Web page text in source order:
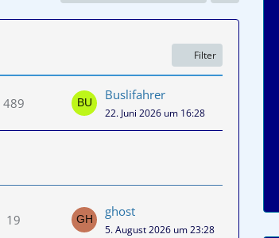
Filter
489
Buslifahrer
22. Juni 2026 um 16:28
19
ghost
5. August 2026 um 23:28